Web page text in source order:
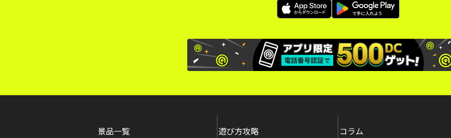
景品一覧 遊び方攻略 コラム